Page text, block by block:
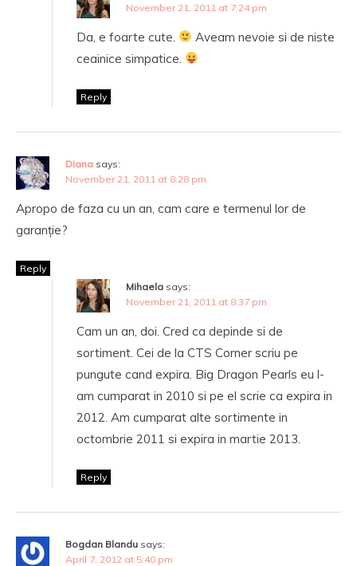
November 21, 2011 at 7:24 pm
Da, e foarte cute.
Aveam nevoie si de niste
ceainice simpatice.
Reply
Diana says:
November 21, 2011 at 8:28 pm
Apropo de faza cu un an, cam care e termenul lor de
garanție?
Reply
Mihaela says:
November 21, 2011 at 8:37 pm
Cam un an, doi. Cred ca depinde si de
sortiment. Cei de la CTS Corner scriu pe
pungute cand expira. Big Dragon Pearls eu l-
am cumparat in 2010 si pe el scrie ca expira in
2012. Am cumparat alte sortimente in
octombrie 2011 si expira in martie 2013.
Reply
Bogdan Blandu says:
April 7, 2012 at 5:40 pm